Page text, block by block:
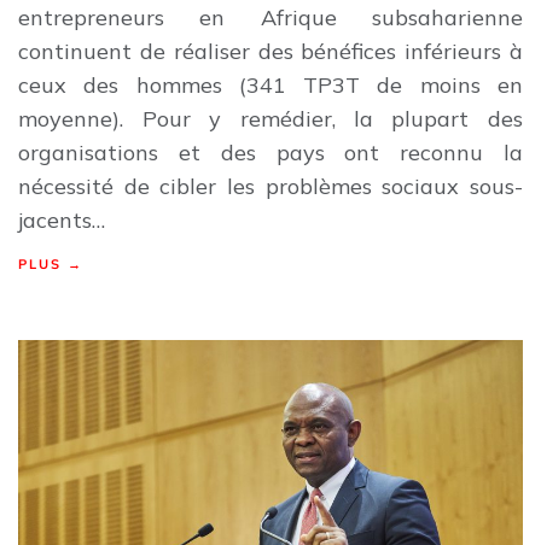
entrepreneurs en Afrique subsaharienne
continuent de réaliser des bénéfices inférieurs à
ceux des hommes (341 TP3T de moins en
moyenne). Pour y remédier, la plupart des
organisations et des pays ont reconnu la
nécessité de cibler les problèmes sociaux sous-
jacents…
PLUS →